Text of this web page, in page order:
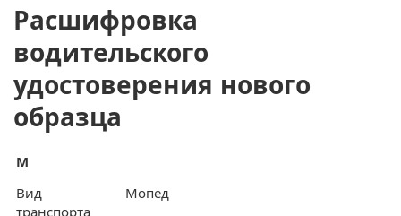
Расшифровка
водительского
удостоверения нового
образца
М
Вид
транспорта
Мопед